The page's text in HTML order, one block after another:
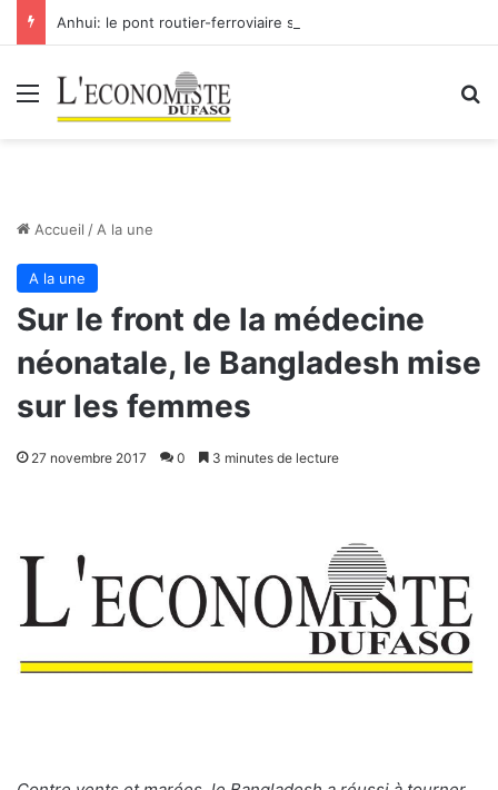
Menu
Accueil / A la une
A la une
Sur le front de la médecine
néonatale, le Bangladesh mise
sur les femmes
27 novembre 2017 0 3 minutes de lecture